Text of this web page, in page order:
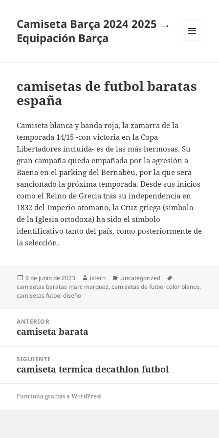
Camiseta Barça 2024 2025 →
Equipación Barça
camisetas de futbol baratas
españa
Camiseta blanca y banda roja, la zamarra de la
temporada 14/15 -con victoria en la Copa
Libertadores incluida- es de las más hermosas. Su
gran campaña queda empañada por la agresión a
Baena en el parking del Bernabéu, por la que será
sancionado la próxima temporada. Desde sus inicios
como el Reino de Grecia tras su independencia en
1832 del Imperio otomano, la Cruz griega (símbolo
de la Iglesia ortodoxa) ha sido el símbolo
identificativo tanto del país, como posteriormente de
la selección.
Publicado
el
9 de junio de 2023 Autor
istern Categorías
Uncategorized
camisetas baratas marc marquez,camisetas de futbol color blanco,
camisetas futbol diseño
entradas
ANTERIOR
Entrada
camiseta barata
SIGUIENTE
Entrada
camiseta termica decathlon futbol
Funciona gracias a WordPress